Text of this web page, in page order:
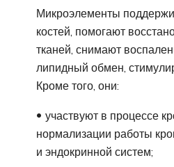
Микроэлементы
костей, помогают
тканей, снимают
липидный обмен,
Кроме того, они:
участвуют в процессе
нормализации работы
и эндокринной систем;